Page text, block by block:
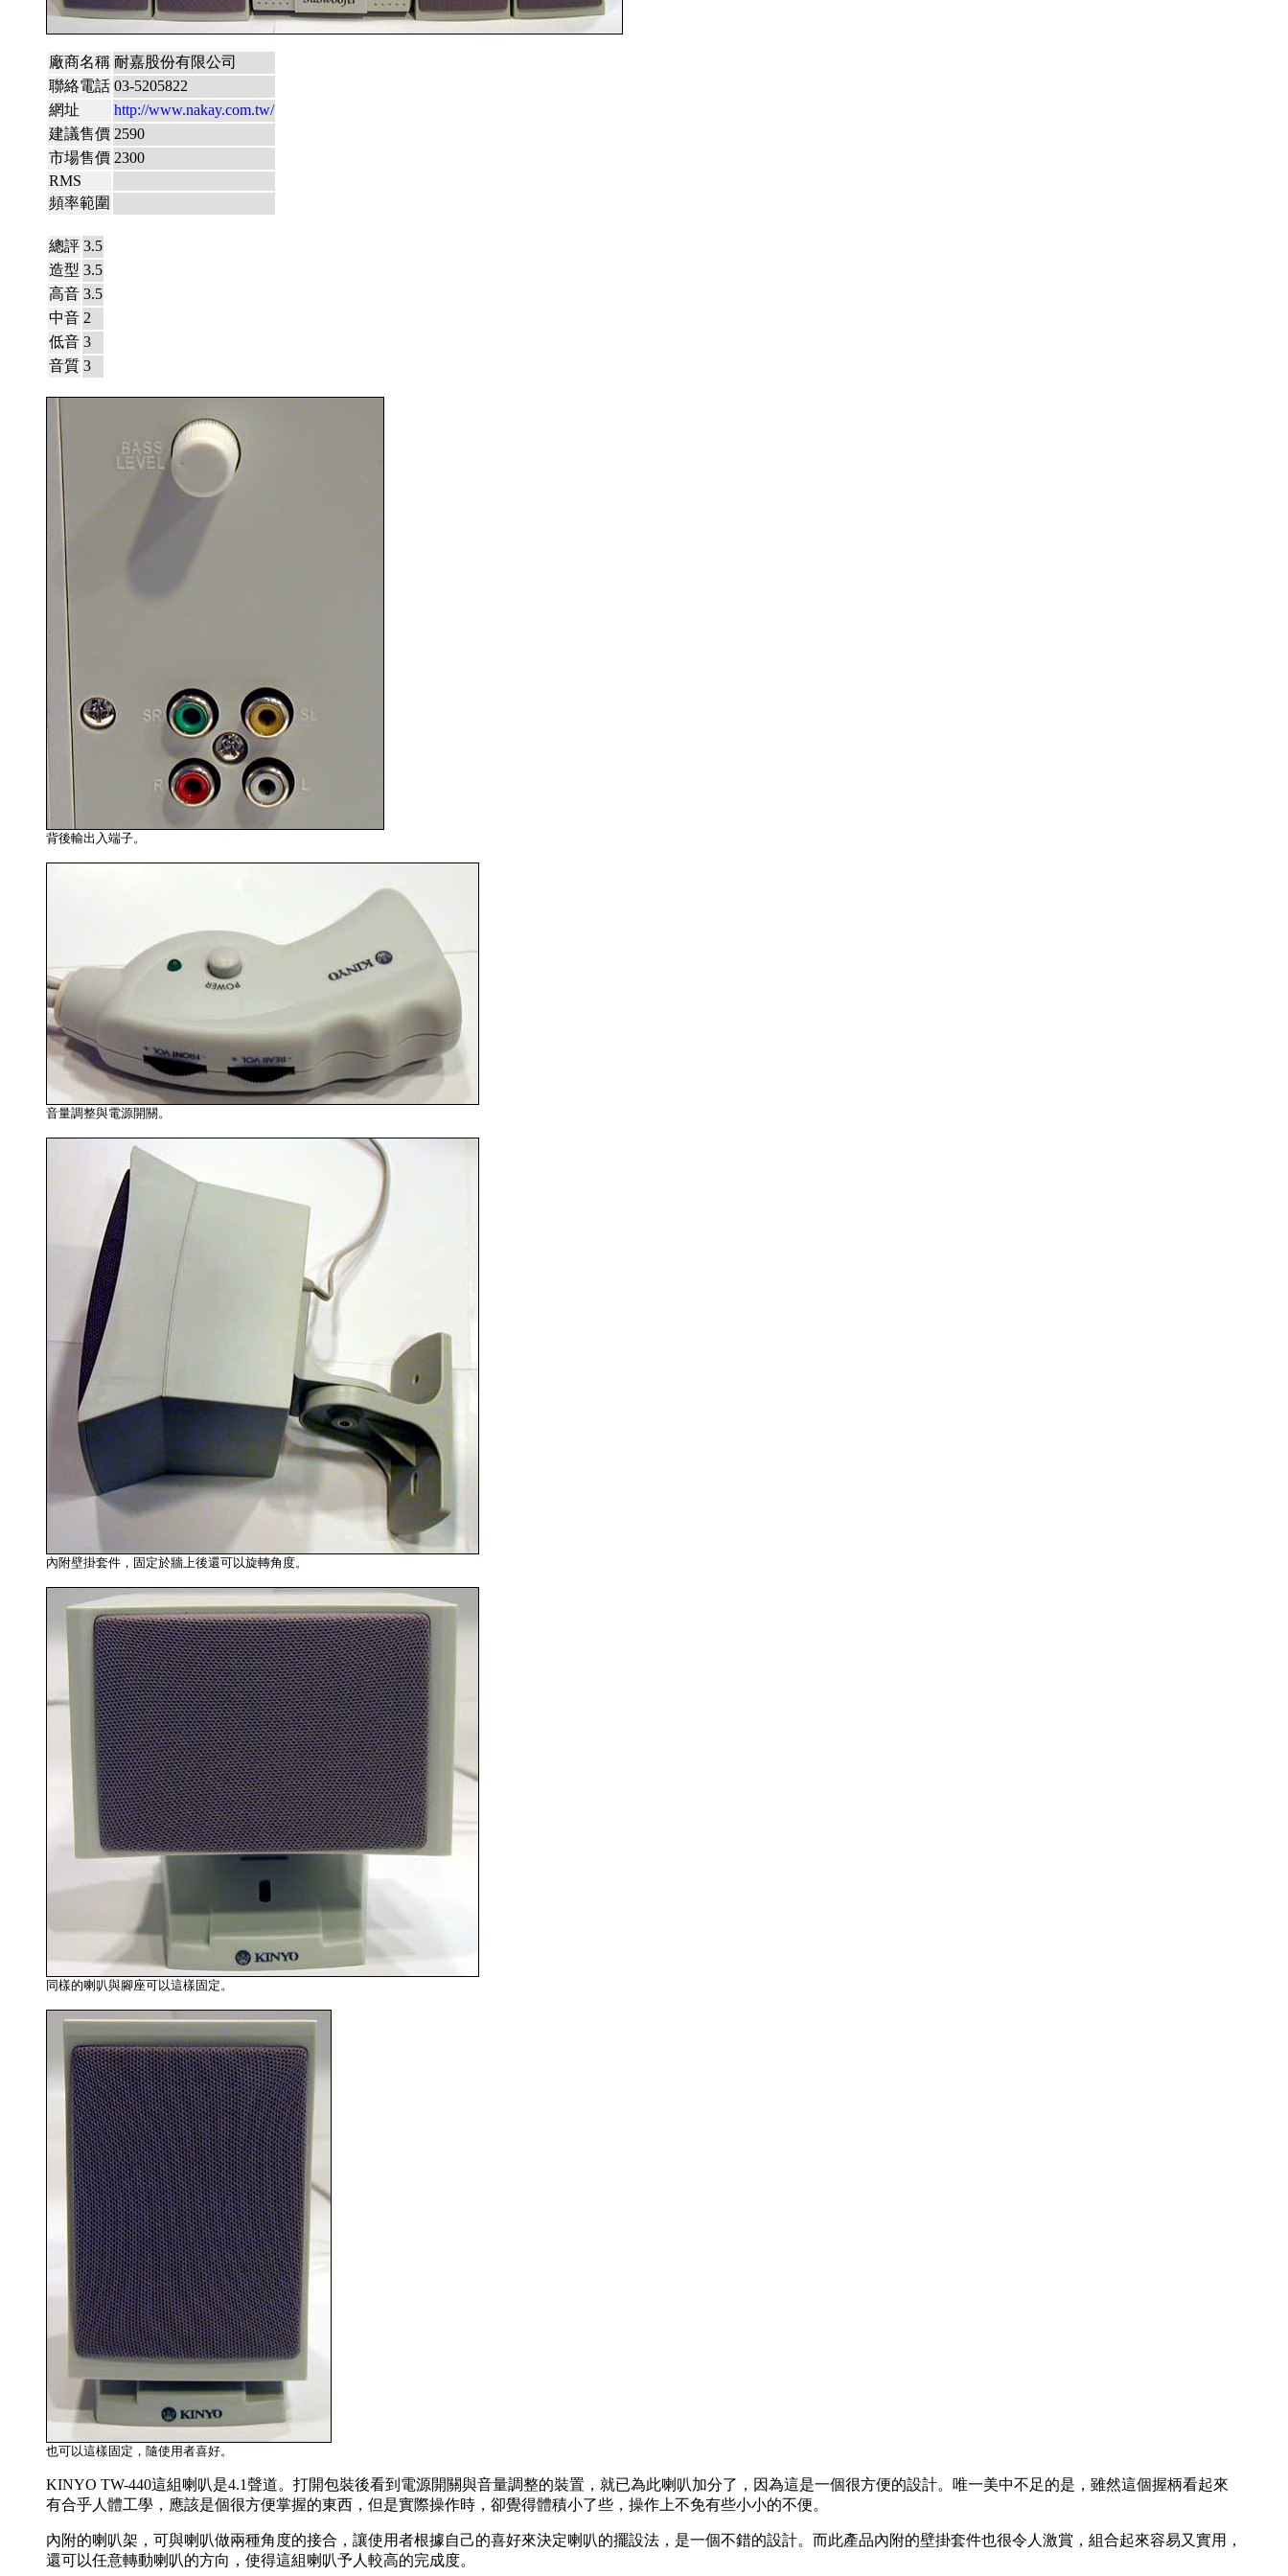
廠商名稱 耐嘉股份有限公司
聯絡電話 03-5205822
網址
http://www.nakay.com.tw/
建議售價 2590
市場售價 2300
RMS
頻率範圍
總評 3.5
造型 3.5
高音 3.5
中音 2
低音 3
音質 3
背後輸出入端子。
音量調整與電源開關。
內附壁掛套件，固定於牆上後還可以旋轉角度。
同樣的喇叭與腳座可以這樣固定。
也可以這樣固定，隨使用者喜好。
KINYO TW-440這組喇叭是4.1聲道。打開包裝後看到電源開關與音量調整的裝置，就已為此喇叭加分了，因為這是一個很方便的設計。唯一美中不足的是，雖然這個握柄看起來
有合乎人體工學，應該是個很方便掌握的東西，但是實際操作時，卻覺得體積小了些，操作上不免有些小小的不便。
內附的喇叭架，可與喇叭做兩種角度的接合，讓使用者根據自己的喜好來決定喇叭的擺設法，是一個不錯的設計。而此產品內附的壁掛套件也很令人激賞，組合起來容易又實用，
還可以任意轉動喇叭的方向，使得這組喇叭予人較高的完成度。